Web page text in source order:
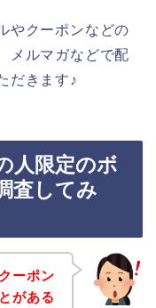
やクーポンなどの
メルマガなどで配
だきます♪
人限定のボ
査してみ
ーポン
がある